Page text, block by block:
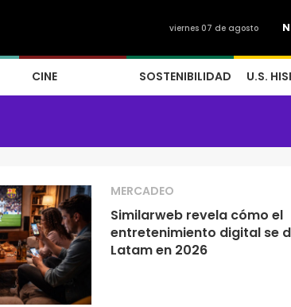
viernes 07 de agosto
CINE SOSTENIBILIDAD U.S.
MERCADEO
Similarweb revela cómo el
entretenimiento digital se
Latam en 2026